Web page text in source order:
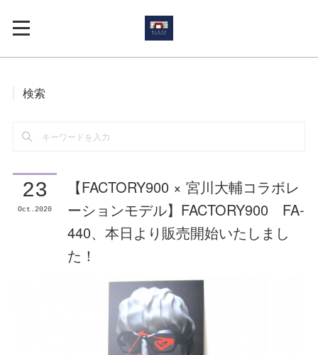
検索
23
Oct 2020
【FACTORY900 × 宮川大輔コラボレ
ーションモデル】FACTORY900 FA-
440、本日より販売開始いたしまし
た！